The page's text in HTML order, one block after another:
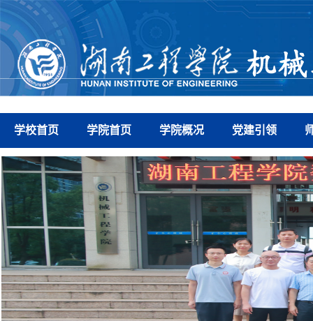
学校首页 学院首页 学院概况 党建引领